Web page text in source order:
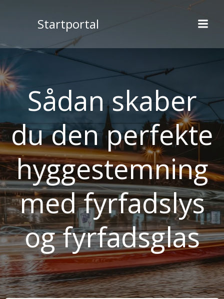
Startportal
Sådan skaber
du den perfekte
hyggestemning
med fyrfadslys
og fyrfadsglas